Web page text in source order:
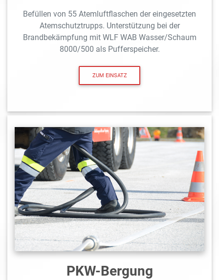
Befüllen von 55 Atemluftflaschen der eingesetzten
Atemschutztrupps. Unterstützung bei der
Brandbekämpfung mit WLF WAB Wasser/Schaum
8000/500 als Pufferspeicher.
ZUM EINSATZ
PKW-Bergung